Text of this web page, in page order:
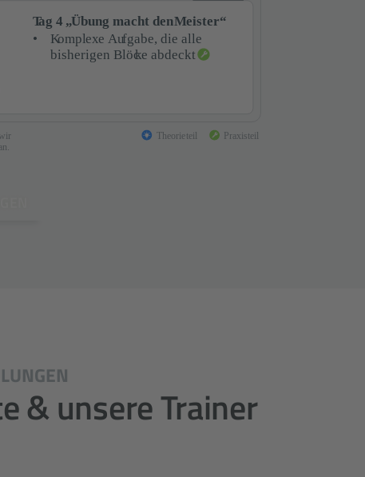
& unsere Trainer